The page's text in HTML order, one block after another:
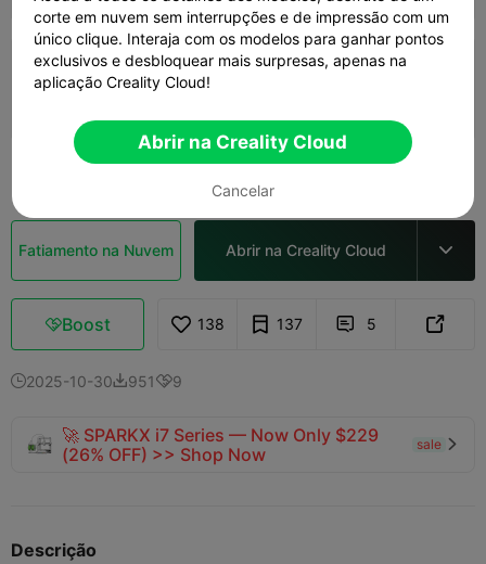
A body - 0.2mm layer, 2 walls, 15% infill
Ver mais
Fatiamento na Nuvem Abrir na Creality Cloud 
Boost 138 137  5 
2025-10-309519
🚀 SPARKX i7 Series — Now Only $229
(26% OFF) >> Shop Now
sale 
Descrição
corte em nuvem sem interrupções e de impressão com um
único clique. Interaja com os modelos para ganhar pontos
exclusivos e desbloquear mais surpresas, apenas na
aplicação Creality Cloud!
Abrir na Creality Cloud
Cancelar